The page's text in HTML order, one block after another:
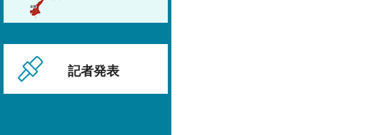
記者発表